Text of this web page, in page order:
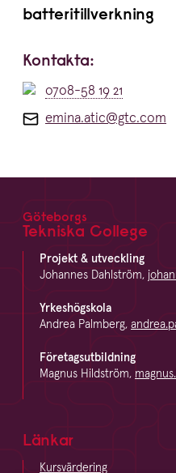
batteritillverkning
Kontakta:
0708-58 19 21
emina.atic@gtc.com
Footer
Göteborgs
Tekniska College
Projekt & utveckling
Johannes Dahlström,
Yrkeshögskola
Andrea Palmberg,
Företagsutbildning
Magnus Hildström,
Länkar
Kursvärdering